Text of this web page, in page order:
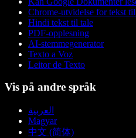
Chrome-utvidelse for tekst
Hindi tekst til tale
PDF-opplesning
AI-stemmegenerator
Texto a Voz
Leitor de Texto
Vis på andre språk
العربية
Magyar
中文 (简体)